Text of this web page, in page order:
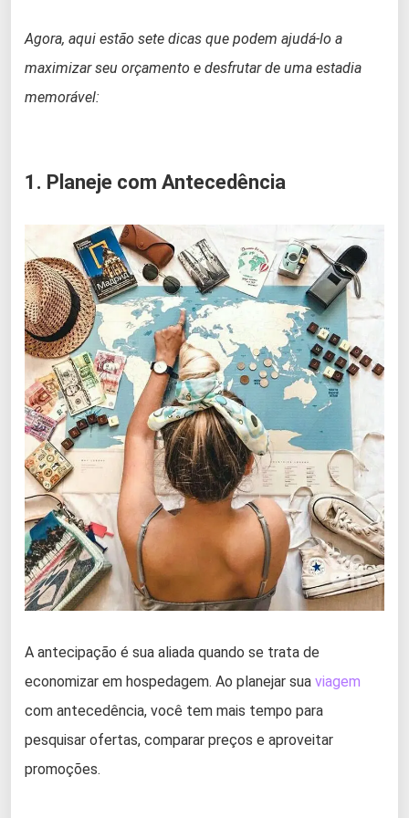
Agora, aqui estão sete dicas que podem ajudá-lo a
maximizar seu orçamento e desfrutar de uma estadia
memorável:
1. Planeje com Antecedência
A antecipação é sua aliada quando se trata de
economizar em hospedagem. Ao planejar sua viagem
com antecedência, você tem mais tempo para
pesquisar ofertas, comparar preços e aproveitar
promoções.